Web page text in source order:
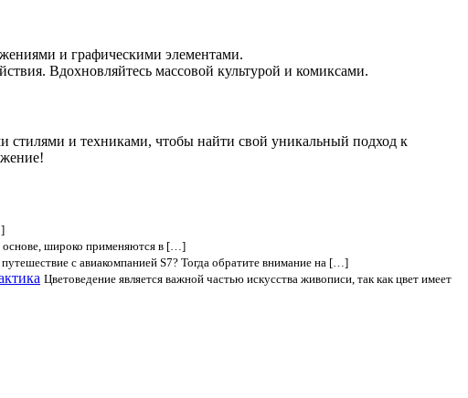
и графическими элементами.
Вдохновляйтесь массовой культурой и комиксами.
стилями и техниками, чтобы найти свой уникальный подход к
основе, широко применяются в […]
с авиакомпанией S7? Тогда обратите внимание на […]
Цветоведение является важной частью искусства живописи, так как цвет имеет